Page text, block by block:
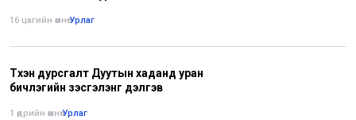
16 цагийн өмнө•Урлаг
Түүхэн дурсгалт Дуутын хаданд уран
бичлэгийн үзэсгэлэнг дэлгэв
1 өдрийн өмнө•Урлаг